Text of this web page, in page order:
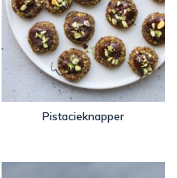
Pistacieknapper